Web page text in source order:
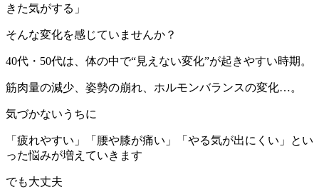
きた気がする」
そんな変化を感じていませんか？
40代・50代は、体の中で“見えない変化”が起きやすい時期。
筋肉量の減少、姿勢の崩れ、ホルモンバランスの変化…。
気づかないうちに
「疲れやすい」「腰や膝が痛い」「やる気が出にくい」とい
った悩みが増えていきます
でも大丈夫